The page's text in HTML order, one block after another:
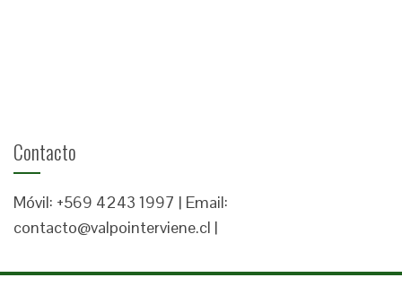
Contacto
Móvil: +569 4243 1997 | Email:
contacto@valpointerviene.cl |